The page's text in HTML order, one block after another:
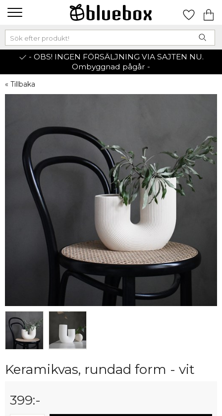
- OBS! INGEN FÖRSÄLJNING VIA SAJTEN NU.
Ombyggnad pågår -
« Tillbaka
Keramikvas, rundad form - vit
399:-